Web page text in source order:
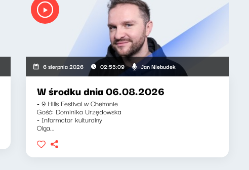
6 sierpnia 2026 02:55:09 Jan Niebudek
W środku dnia 06.08.2026
- 9 Hills Festival w Chełmnie
Gość: Dominika Urzędowska
- Informator kulturalny
Olga...